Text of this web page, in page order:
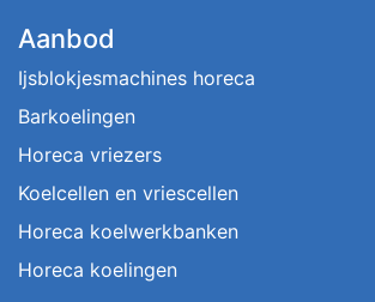
Aanbod
Ijsblokjesmachines horeca
Barkoelingen
Horeca vriezers
Koelcellen en vriescellen
Horeca koelwerkbanken
Horeca koelingen